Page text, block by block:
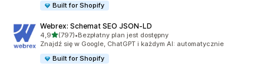
Built for Shopify
Webrex: Schemat SEO JSON‑LD
4,9na 5 gwiazdek
(797)
Łączna liczba recenzji: 797
•Bezpłatny plan jest dostępny
Znajdź się w Google, ChatGPT i każdym AI: automatycznie
Built for Shopify